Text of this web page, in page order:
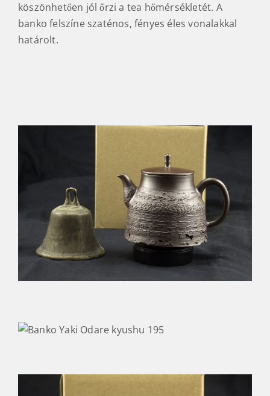
köszönhetően jól őrzi a tea hőmérsékletét. A
banko felszíne szaténos, fényes éles vonalakkal
határolt.